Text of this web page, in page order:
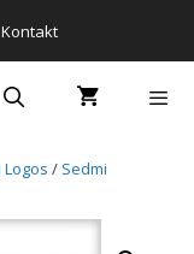
Kontakt
Logos / Sedmi